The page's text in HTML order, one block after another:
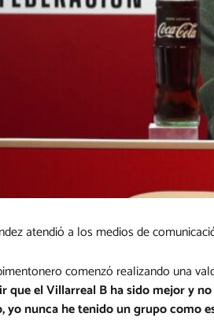
atendió a los medios de
comenzó realizando una
que el Villarreal B ha sido mejor y
yo nunca he tenido un grupo como